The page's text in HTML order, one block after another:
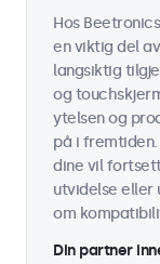
Hos
en viktig del
langsiktig
og
ytelsen og
på i
dine vil
utvidelse eller
om
Din partner